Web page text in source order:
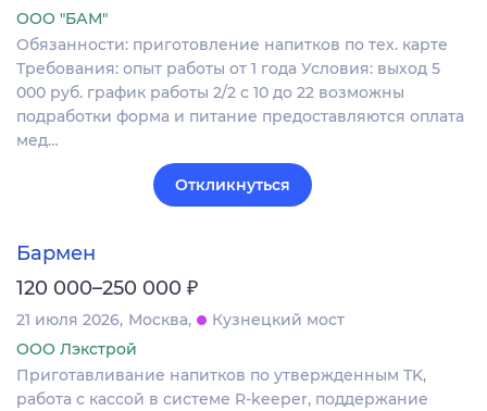
ООО "БАМ"
Обязанности: приготовление напитков по тех. карте
Требования: опыт работы от 1 года Условия: выход 5
000 руб. график работы 2/2 с 10 до 22 возможны
подработки форма и питание предоставляются оплата
мед…
Откликнуться
Бармен
120 000–250 000 ₽
21 июля 2026 Москва
Кузнецкий мост
ООО Лэкстрой
Приготавливание напитков по утвержденным ТK,
работа с кассой в системе R-keeper, поддержание